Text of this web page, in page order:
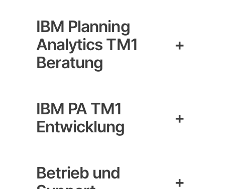
IBM Planning
Analytics TM1
Beratung
+
IBM PA TM1
Entwicklung
+
Betrieb und
+